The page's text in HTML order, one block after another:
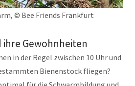
© Bee Friends Frankfurt
Gewohnheiten
in der Regel zwischen 10 Uhr und
Bienenstock fliegen?